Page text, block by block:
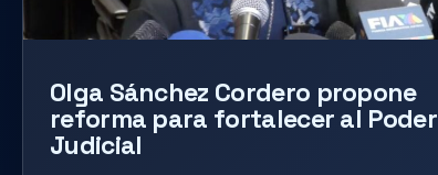
Olga Sánchez Cordero propone
reforma para fortalecer al Poder
Judicial